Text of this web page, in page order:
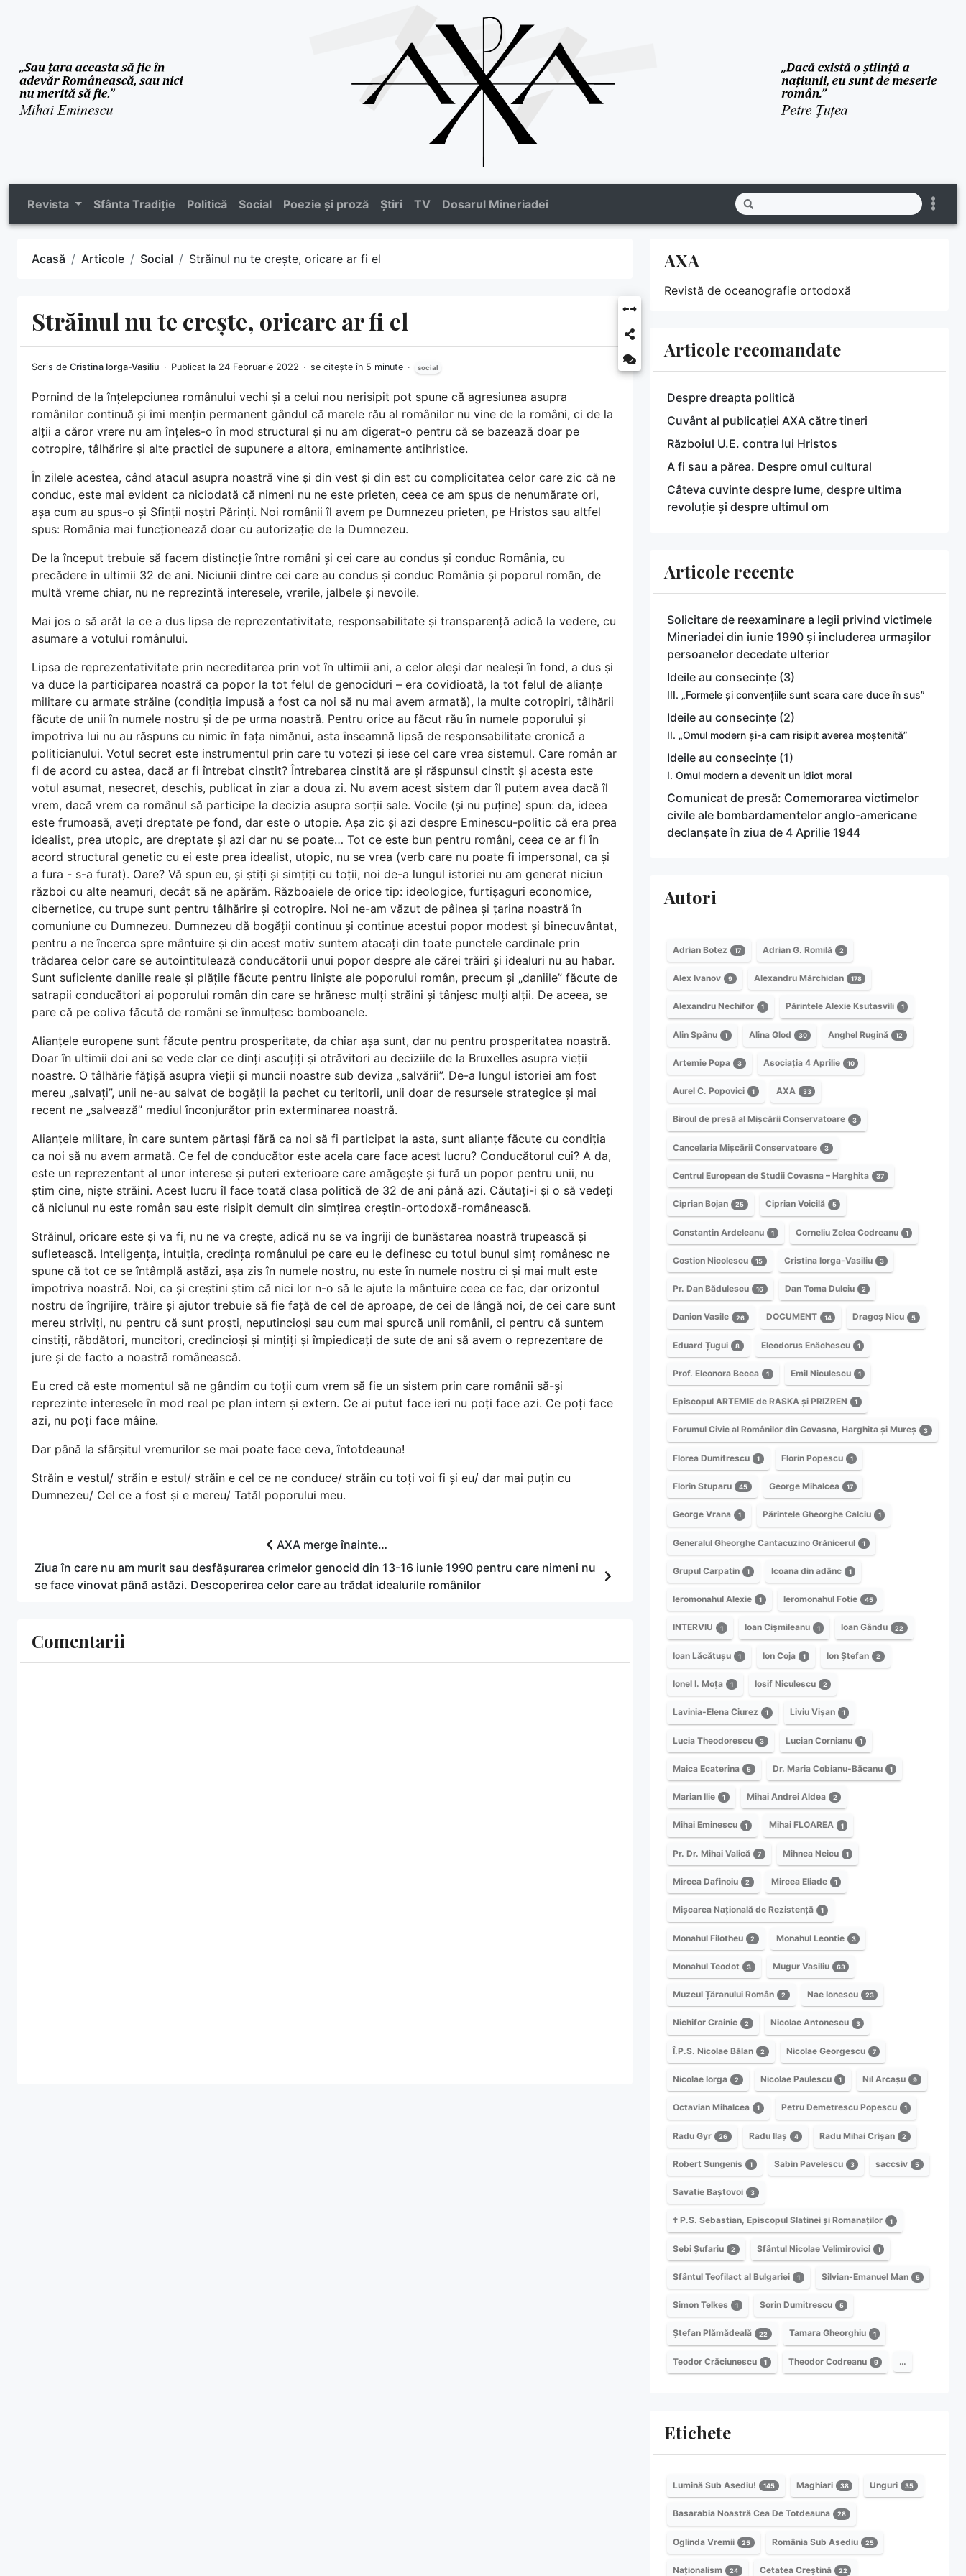
Revista Sfânta Tradiție Politică Social Poezie și proză Știri TV Dosarul Mineriadei
Acasă Articole Social Străinul nu te crește, oricare ar fi el
Străinul nu te crește, oricare ar fi el
Scris de Cristina Iorga-Vasiliu Publicat la 24 Februarie 2022 se citește în 5 minute social
Pornind de la înțelepciunea românului vechi și a celui nou nerisipit pot spune că agresiunea asupra
românilor continuă și îmi mențin permanent gândul că marele rău al românilor nu vine de la români, ci de la
alții a căror vrere nu am înțeles-o în mod structural și nu am digerat-o pentru că se bazează doar pe
cotropire, tâlhărire și alte practici de supunere a altora, eminamente antihristice.
În zilele acestea, când atacul asupra noastră vine și din vest și din est cu complicitatea celor care zic că ne
conduc, este mai evident ca niciodată că nimeni nu ne este prieten, ceea ce am spus de nenumărate ori,
așa cum au spus-o și Sfinții noștri Părinți. Noi românii îl avem pe Dumnezeu prieten, pe Hristos sau altfel
spus: România mai funcționează doar cu autorizație de la Dumnezeu.
De la început trebuie să facem distincție între români și cei care au condus și conduc România, cu
precădere în ultimii 32 de ani. Niciunii dintre cei care au condus și conduc România și poporul român, de
multă vreme chiar, nu ne reprezintă interesele, vrerile, jalbele și nevoile.
Mai jos o să arăt la ce a dus lipsa de reprezentativitate, responsabilitate și transparență adică la vedere, cu
asumare a votului românului.
Lipsa de reprezentativitate prin necreditarea prin vot în ultimii ani, a celor aleși dar nealeși în fond, a dus și
va duce la participarea noastră ca popor la tot felul de genociduri – era covidioată, la tot felul de alianțe
militare cu armate străine (condiția impusă a fost ca noi să nu mai avem armată), la multe cotropiri, tâlhării
făcute de unii în numele nostru și de pe urma noastră. Pentru orice au făcut rău în numele poporului și
împotriva lui nu au răspuns cu nimic în fața nimănui, asta înseamnă lipsă de responsabilitate cronică a
politicianului. Votul secret este instrumentul prin care tu votezi și iese cel care vrea sistemul. Care român ar
fi de acord cu astea, dacă ar fi întrebat cinstit? Întrebarea cinstită are și răspunsul cinstit și acesta este
votul asumat, nesecret, deschis, publicat în ziar a doua zi. Nu avem acest sistem dar îl putem avea dacă îl
vrem, dacă vrem ca românul să participe la decizia asupra sorții sale. Vocile (și nu puține) spun: da, ideea
este frumoasă, aveți dreptate pe fond, dar este o utopie. Așa zic și azi despre Eminescu-politic că era prea
idealist, prea utopic, are dreptate și azi dar nu se poate… Tot ce este bun pentru români, ceea ce ar fi în
acord structural genetic cu ei este prea idealist, utopic, nu se vrea (verb care nu poate fi impersonal, ca și
a fura - s-a furat). Oare? Vă spun eu, și știți și simțiți cu toții, noi de-a lungul istoriei nu am generat niciun
război cu alte neamuri, decât să ne apărăm. Războaiele de orice tip: ideologice, furtișaguri economice,
cibernetice, cu trupe sunt pentru tâlhărire și cotropire. Noi ne-am văzut de pâinea și țarina noastră în
comuniune cu Dumnezeu. Dumnezeu dă bogății continuu și continue acestui popor modest și binecuvântat,
pentru a ne încerca spre mântuire și din acest motiv suntem atacați din toate punctele cardinale prin
trădarea celor care se autointitulează conducătorii unui popor despre ale cărei trăiri și idealuri nu au habar.
Sunt suficiente daniile reale și plățile făcute pentru liniște ale poporului român, precum și „daniile” făcute de
satrapii conducători ai poporului român din care se hrănesc mulți străini și tânjesc mulți alții. De aceea, se
pare că pe coliva făcută de români se înmulțesc bomboanele.
Alianțele europene sunt făcute pentru prosperitate, da chiar așa sunt, dar nu pentru prosperitatea noastră.
Doar în ultimii doi ani se vede clar ce dinți ascuțiți și otrăvitori au deciziile de la Bruxelles asupra vieții
noastre. O tâlhărie fățișă asupra vieții și muncii noastre sub deviza „salvării”. De-a lungul istoriei am fost
mereu „salvați”, unii ne-au salvat de bogății la pachet cu teritorii, unii doar de resursele strategice și mai
recent ne „salvează” mediul înconjurător prin exterminarea noastră.
Alianțele militare, în care suntem părtași fără ca noi să fi participat la asta, sunt alianțe făcute cu condiția
ca noi să nu avem armată. Ce fel de conducător este acela care face acest lucru? Conducătorul cui? A da,
este un reprezentant al unor interese și puteri exterioare care amăgește și fură un popor pentru unii, nu
știm cine, niște străini. Acest lucru îl face toată clasa politică de 32 de ani până azi. Căutați-i și o să vedeți
că niciunul nu este român sau este risipit demult din simțirea creștin-ortodoxă-românească.
Străinul, oricare este și va fi, nu ne va crește, adică nu se va îngriji de bunăstarea noastră trupească și
sufletească. Inteligența, intuiția, credința românului pe care eu le definesc cu totul bunul simț românesc ne
spune că tot ce se întâmplă astăzi, așa zis în numele nostru, nu este în numele nostru ci și mai mult este
împotriva noastră. Noi, ca și creștini știm că nici lor n-o să le ajute la mântuire ceea ce fac, dar orizontul
nostru de îngrijire, trăire și ajutor trebuie să fie față de cel de aproape, de cei de lângă noi, de cei care sunt
mereu striviți, nu pentru că sunt proști, neputincioși sau cum mai spurcă unii românii, ci pentru că suntem
cinstiți, răbdători, muncitori, credincioși și mințiți și împiedicați de sute de ani să avem o reprezentare de
jure și de facto a noastră românească.
Eu cred că este momentul să ne gândim cu toții cum vrem să fie un sistem prin care românii să-și
reprezinte interesele în mod real pe plan intern și extern. Ce ai putut face ieri nu poți face azi. Ce poți face
azi, nu poți face mâine.
Dar până la sfârșitul vremurilor se mai poate face ceva, întotdeauna!
Străin e vestul/ străin e estul/ străin e cel ce ne conduce/ străin cu toți voi fi și eu/ dar mai puțin cu
Dumnezeu/ Cel ce a fost și e mereu/ Tatăl poporului meu.
AXA merge înainte…
Ziua în care nu am murit sau desfășurarea crimelor genocid din 13-16 iunie 1990 pentru care nimeni nu
se face vinovat până astăzi. Descoperirea celor care au trădat idealurile românilor
Comentarii
AXA
Revistă de oceanografie ortodoxă
Articole recomandate
Despre dreapta politică
Cuvânt al publicației AXA către tineri
Războiul U.E. contra lui Hristos
A fi sau a părea. Despre omul cultural
Câteva cuvinte despre lume, despre ultima
revoluție și despre ultimul om
Articole recente
Solicitare de reexaminare a legii privind victimele
Mineriadei din iunie 1990 și includerea urmașilor
persoanelor decedate ulterior
Ideile au consecințe (3)
III. „Formele și convențiile sunt scara care duce în sus”
Ideile au consecințe (2)
II. „Omul modern și-a cam risipit averea moștenită”
Ideile au consecințe (1)
I. Omul modern a devenit un idiot moral
Comunicat de presă: Comemorarea victimelor
civile ale bombardamentelor anglo-americane
declanșate în ziua de 4 Aprilie 1944
Autori
Adrian Botez 17 Adrian G. Romilă 2
Alex Ivanov 9 Alexandru Mărchidan 178
Alexandru Nechifor 1 Părintele Alexie Ksutasvili 1
Alin Spânu 1 Alina Glod 30 Anghel Rugină 12
Artemie Popa 3 Asociația 4 Aprilie 10
Aurel C. Popovici 1 AXA 33
Biroul de presă al Mișcării Conservatoare 3
Cancelaria Mișcării Conservatoare 3
Centrul European de Studii Covasna – Harghita 37
Ciprian Bojan 25 Ciprian Voicilă 5
Constantin Ardeleanu 1 Corneliu Zelea Codreanu 1
Costion Nicolescu 15 Cristina Iorga-Vasiliu 3
Pr. Dan Bădulescu 16 Dan Toma Dulciu 2
Danion Vasile 26 DOCUMENT 14 Dragoș Nicu 5
Eduard Țugui 8 Eleodorus Enăchescu 1
Prof. Eleonora Becea 1 Emil Niculescu 1
Episcopul ARTEMIE de RASKA și PRIZREN 1
Forumul Civic al Românilor din Covasna, Harghita și Mureș 3
Florea Dumitrescu 1 Florin Popescu 1
Florin Stuparu 45 George Mihalcea 17
George Vrana 1 Părintele Gheorghe Calciu 1
Generalul Gheorghe Cantacuzino Grănicerul 1
Grupul Carpatin 1 Icoana din adânc 1
Ieromonahul Alexie 1 Ieromonahul Fotie 45
INTERVIU 1 Ioan Cișmileanu 1 Ioan Gându 22
Ioan Lăcătușu 1 Ion Coja 1 Ion Ștefan 2
Ionel I. Moța 1 Iosif Niculescu 2
Lavinia-Elena Ciurez 1 Liviu Vișan 1
Lucia Theodorescu 3 Lucian Cornianu 1
Maica Ecaterina 5 Dr. Maria Cobianu-Băcanu 1
Marian Ilie 1 Mihai Andrei Aldea 2
Mihai Eminescu 1 Mihai FLOAREA 1
Pr. Dr. Mihai Valică 7 Mihnea Neicu 1
Mircea Dafinoiu 2 Mircea Eliade 1
Mișcarea Națională de Rezistență 1
Monahul Filotheu 2 Monahul Leontie 3
Monahul Teodot 3 Mugur Vasiliu 63
Muzeul Țăranului Român 2 Nae Ionescu 23
Nichifor Crainic 2 Nicolae Antonescu 3
Î.P.S. Nicolae Bălan 2 Nicolae Georgescu 7
Nicolae Iorga 2 Nicolae Paulescu 1 Nil Arcașu 9
Octavian Mihalcea 1 Petru Demetrescu Popescu 1
Radu Gyr 26 Radu Ilaș 4 Radu Mihai Crișan 2
Robert Sungenis 1 Sabin Pavelescu 3 saccsiv 5
Savatie Baștovoi 3
† P.S. Sebastian, Episcopul Slatinei și Romanaților 1
Sebi Șufariu 2 Sfântul Nicolae Velimirovici 1
Sfântul Teofilact al Bulgariei 1 Silvian-Emanuel Man 5
Simon Telkes 1 Sorin Dumitrescu 5
Ștefan Plămădeală 22 Tamara Gheorghiu 1
Teodor Crăciunescu 1 Theodor Codreanu 9 …
Etichete
Lumină Sub Asediu! 145 Maghiari 38 Unguri 35
Basarabia Noastră Cea De Totdeauna 28
Oglinda Vremii 25 România Sub Asediu 25
Naționalism 24 Cetatea Creștină 22